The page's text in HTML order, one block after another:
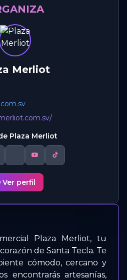
Merliot
Plaza Merliot
Ver perfil
Plaza Merliot, tu
de Santa Tecla. Te
cómodo, cercano y
encontrarás artesanías,